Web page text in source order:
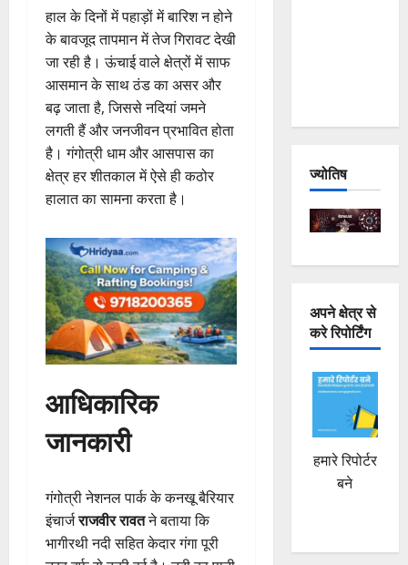
हाल के दिनों में पहाड़ों में बारिश न होने
के बावजूद तापमान में तेज गिरावट देखी
जा रही है। ऊंचाई वाले क्षेत्रों में साफ
आसमान के साथ ठंड का असर और
बढ़ जाता है, जिससे नदियां जमने
लगती हैं और जनजीवन प्रभावित होता
है। गंगोत्री धाम और आसपास का
क्षेत्र हर शीतकाल में ऐसे ही कठोर
हालात का सामना करता है।
आधिकारिक
जानकारी
गंगोत्री नेशनल पार्क के कनखू बैरियार
इंचार्जराजवीर रावतने बताया कि
भागीरथी नदी सहित केदार गंगा पूरी
ज्योतिष
अपने क्षेत्र से
करे रिपोर्टिंग
हमारे रिपोर्टर
बने